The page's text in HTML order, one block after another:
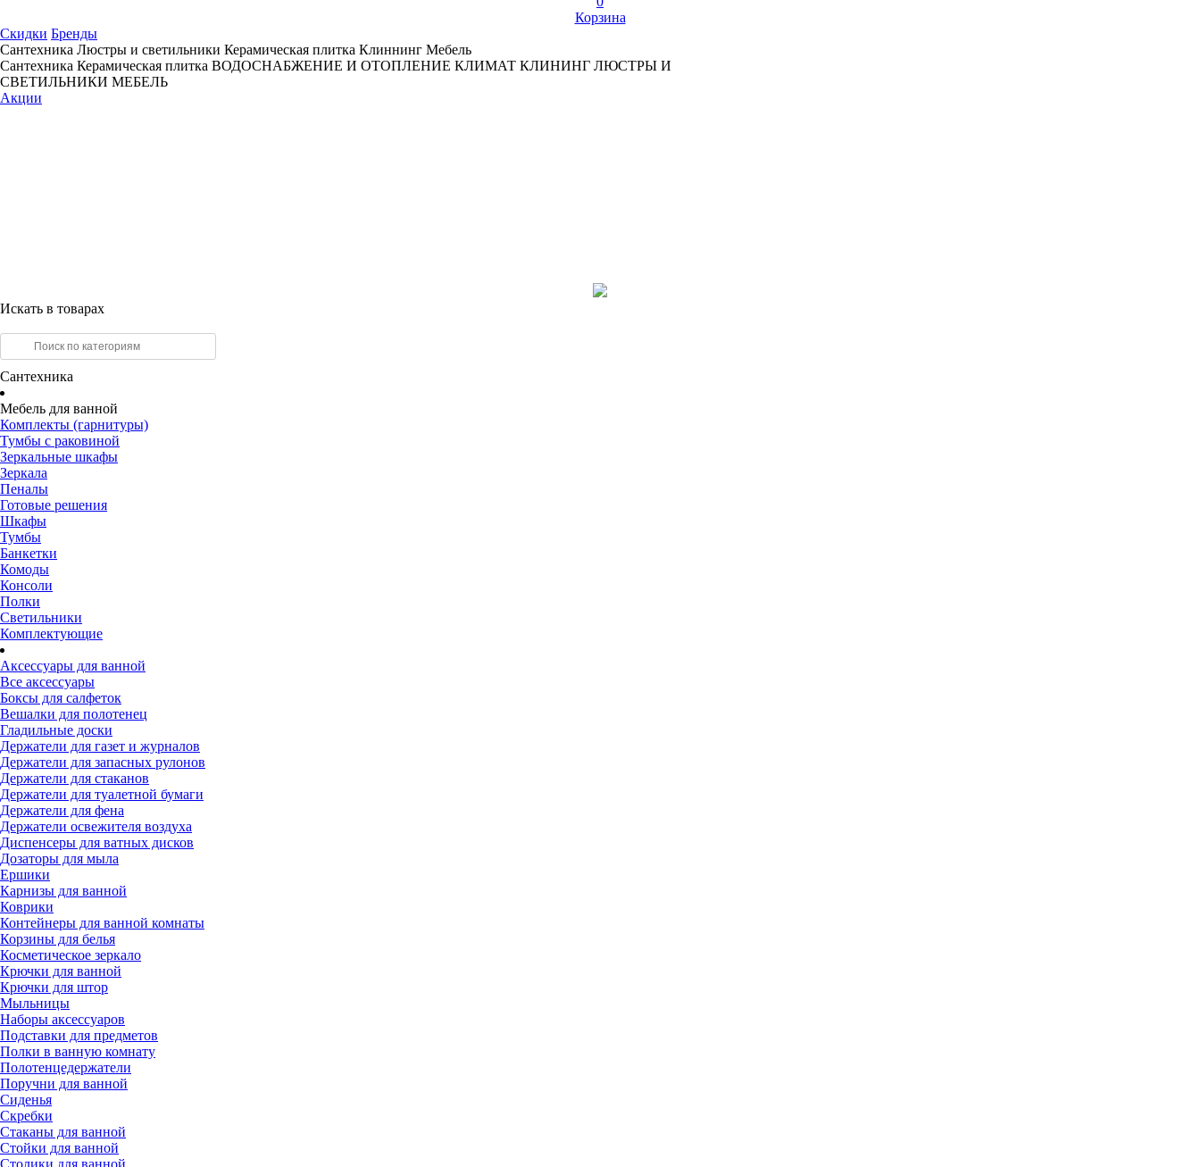
Корзина
Скидки Бренды
Сантехника Люстры и светильники Керамическая плитка Клиннинг Мебель
Сантехника Керамическая плитка ВОДОСНАБЖЕНИЕ И ОТОПЛЕНИЕ КЛИМАТ КЛИНИНГ ЛЮСТРЫ И
СВЕТИЛЬНИКИ МЕБЕЛЬ
Акции
Искать в товарах
Сантехника
Мебель для ванной
Комплекты (гарнитуры)
Тумбы с раковиной
Зеркальные шкафы
Зеркала
Пеналы
Готовые решения
Шкафы
Тумбы
Банкетки
Комоды
Консоли
Полки
Светильники
Комплектующие
Аксессуары для ванной
Все аксессуары
Боксы для салфеток
Вешалки для полотенец
Гладильные доски
Держатели для газет и журналов
Держатели для запасных рулонов
Держатели для стаканов
Держатели для туалетной бумаги
Держатели для фена
Держатели освежителя воздуха
Диспенсеры для ватных дисков
Дозаторы для мыла
Ершики
Карнизы для ванной
Коврики
Контейнеры для ванной комнаты
Корзины для белья
Косметическое зеркало
Крючки для ванной
Крючки для штор
Мыльницы
Наборы аксессуаров
Подставки для предметов
Полки в ванную комнату
Полотенцедержатели
Поручни для ванной
Сиденья
Скребки
Стаканы для ванной
Стойки для ванной
Столики для ванной